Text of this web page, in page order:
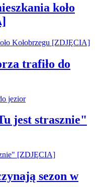
koło
trafiło do
jest strasznie"
sezon w